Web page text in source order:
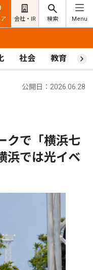
会社・IR 検索 Menu
社会 教育 ス
公開日：2026.06.28
クで「横浜七
浜では光イベ